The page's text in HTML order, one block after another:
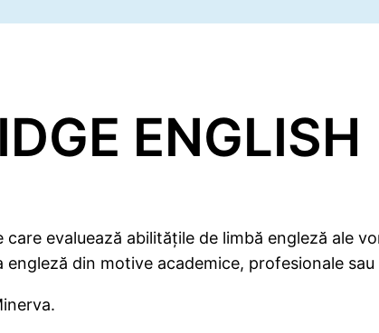
ENGLISH
evaluează abilitățile de limbă engleză ale
din motive academice, profesionale sau